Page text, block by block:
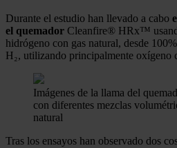
Durante el estudio han llevado a cabo
el quemador Cleanfire® HRx™
hidrógeno con gas natural, desde
H₂, utilizando principalmente oxígeno
Imágenes de la llama del
con diferentes mezclas
natural
Tras los ensayos han observado dos